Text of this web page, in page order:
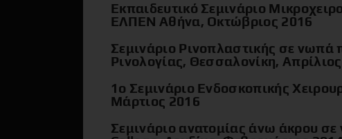
Εκπαιδευτικό Σεμινάριο
ΕΛΠΕΝ Αθήνα, Οκτώβριος 2016
Σεμινάριο Ρινοπλαστικής σε
Ρινολογίας, Θεσσαλονίκη,
1o Σεμινάριο Ενδοσκοπικής
Μάρτιος 2016
Σεμινάριο ανατομίας άνω άκρου